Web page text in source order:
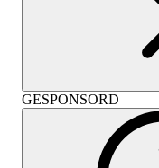
GESPONSORD